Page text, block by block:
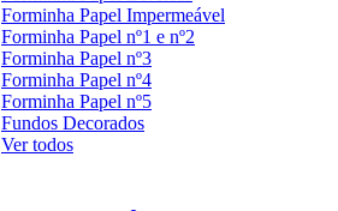
Forminha Papel Impermeável
Forminha Papel nº1 e nº2
Forminha Papel nº3
Forminha Papel nº4
Forminha Papel nº5
Fundos Decorados
Ver todos